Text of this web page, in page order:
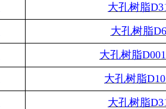
大孔树脂
大孔树脂
大孔树脂
大孔树脂
大孔树脂